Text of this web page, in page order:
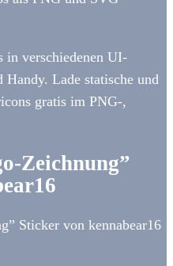
in verschiedenen UI-
Lade statische und
gratis im PNG-,
Zeichnung”
Sticker von kennabear16